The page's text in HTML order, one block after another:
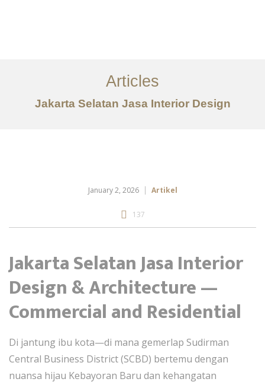
Tentang
Layanan
EN
Articles
Jakarta Selatan Jasa Interior Design
January 2, 2026 Artikel
137
Jakarta Selatan Jasa Interior
Design & Architecture —
Commercial and Residential
Di jantung ibu kota—di mana gemerlap Sudirman
Central Business District (SCBD) bertemu dengan
nuansa hijau Kebayoran Baru dan kehangatan